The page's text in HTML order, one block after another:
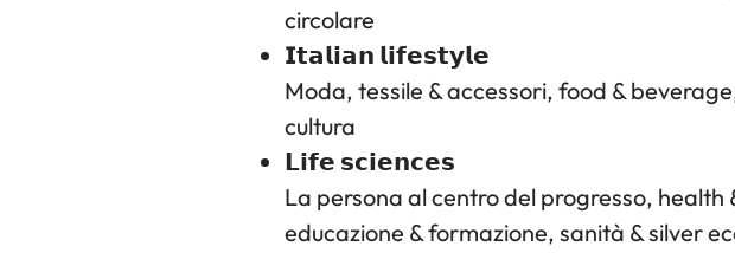
circolare
𝗜𝘁𝗮𝗹𝗶𝗮𝗻 𝗹𝗶𝗳𝗲𝘀𝘁𝘆𝗹𝗲
Moda, tessile & accessori, food &
cultura
𝗟𝗶𝗳𝗲 𝘀𝗰𝗶𝗲𝗻𝗰𝗲𝘀
La persona al centro del progresso,
educazione & formazione, sanità & silver